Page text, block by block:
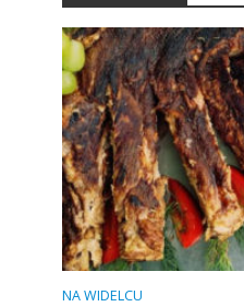
NA WIDELCU